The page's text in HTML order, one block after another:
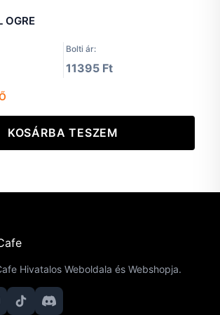
OGRE
Bolti ár:
11395 Ft
KOSÁRBA TESZEM
Hivatalos Weboldala és Webshopja.